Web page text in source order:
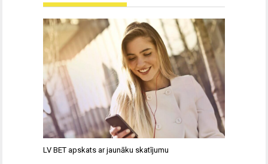
LV BET apskats ar jaunāku skatījumu